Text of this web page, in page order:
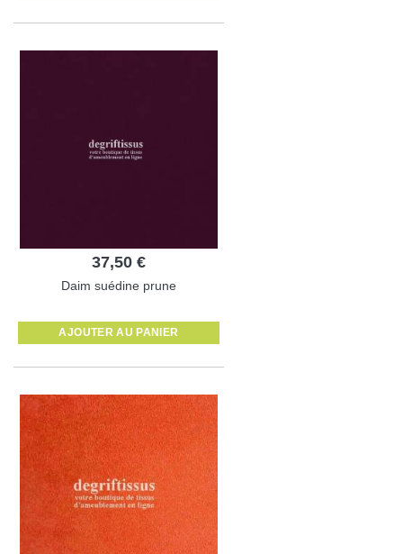
37,50 €
Daim suédine prune
AJOUTER AU PANIER